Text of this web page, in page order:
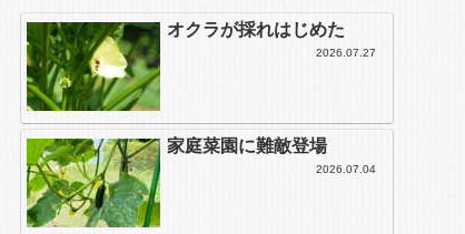
オクラが採れはじめた
2026.07.27
家庭菜園に難敵登場
2026.07.04